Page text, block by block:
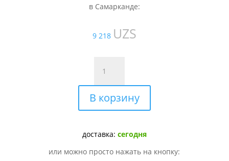
в Самарканде:
9 218 UZS
товара
Ампициллин
порошок
для
сус
В корзину
доставка: сегодня
или можно просто нажать на кнопку: